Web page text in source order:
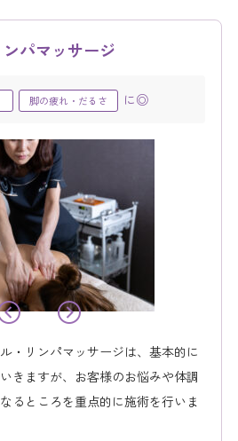
パマッサージ
脚の疲れ・だるさ に◎
・リンパマッサージは、基本的に
きますが、お客様のお悩みや体調
るところを重点的に施術を行いま